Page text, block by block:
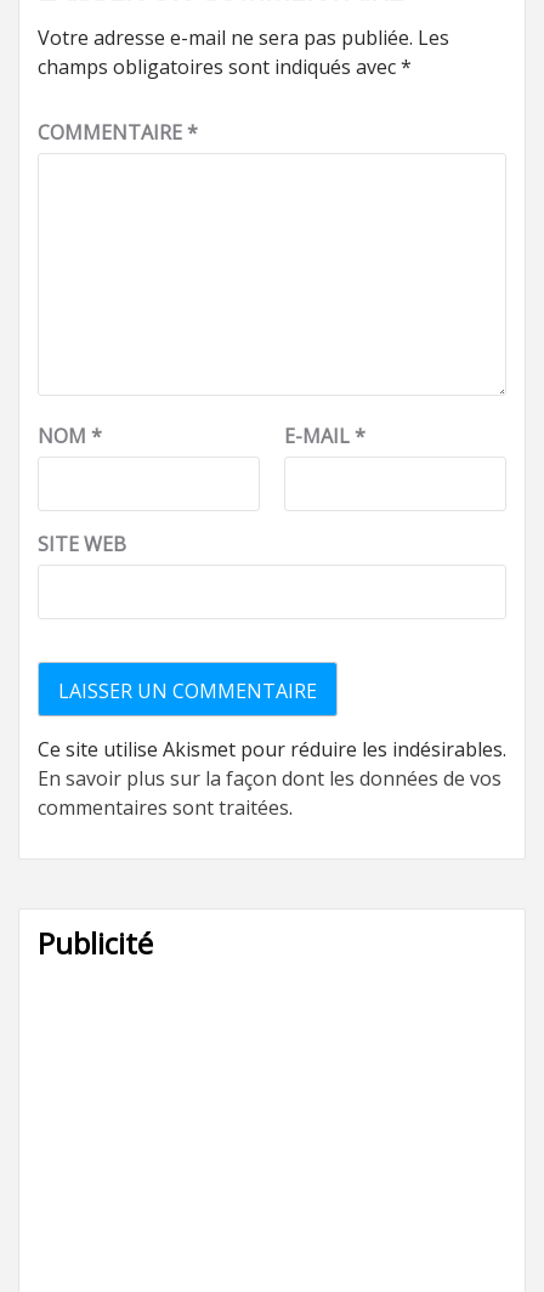
Votre adresse e-mail ne sera pas publiée. Les
champs obligatoires sont indiqués avec*
COMMENTAIRE*
NOM * E-MAIL*
SITE WEB
Ce site utilise Akismet pour réduire les indésirables.
En savoir plus sur la façon dont les données de vos
commentaires sont traitées.
Publicité